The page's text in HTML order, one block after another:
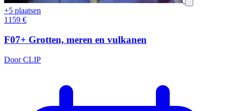
+5 plaatsen
1159 €
F07+ Grotten, meren en vulkanen
Door CLIP